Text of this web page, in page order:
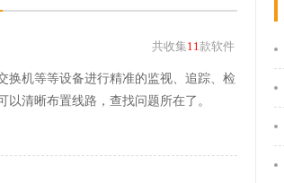
共收集11款软件
换机等等设备进行精准的监视、追踪、检
清晰布置线路，查找问题所在了。